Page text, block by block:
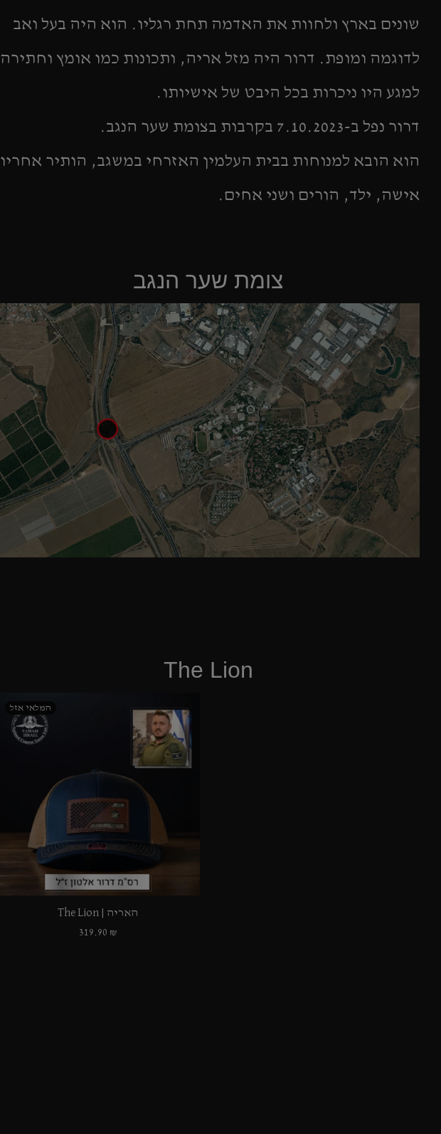
שונים בארץ ולחוות את האדמה תחת רגליו. הוא היה בעל ואב
לדוגמה ומופת. דרור היה מזל אריה, ותכונות כמו אומץ וחתירה
למגע היו ניכרות בכל היבט של אישיותו.
דרור נפל ב-7.10.2023 בקרבות בצומת שער הנגב.
הוא הובא למנוחות בבית העלמין האזרחי במשגב, הותיר אחריו
אישה, ילד, הורים ושני אחים.
צומת שער הנגב
The Lion
האריה | The Lion
319.90 ₪